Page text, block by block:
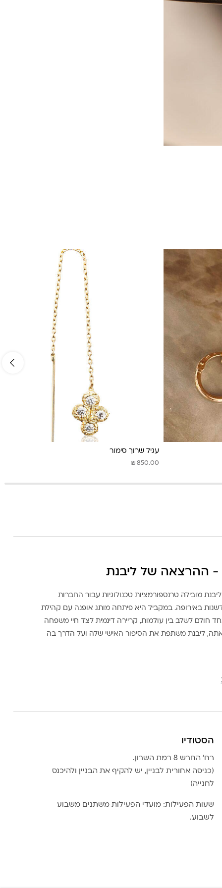
עגיל שרוך סימור
₪ 850.00
- ההרצאה של ליבנת
מובילה טרנספורמציות טכנולוגיות עבור החברות
באירופה. במקביל היא פיתחה מותג אופנה עם קהילת
חולם לשלב בין עולמות, קריירה דינמית לצד חיי משפחה
ליבנת משתפת את הסיפור האישי שלה ועל הדרך בה
הסטודיו
רח׳ החרש 8 רמת השרון.
(כניסה אחורית לבניין, יש להקיף את הבניין ולהיכנס
לחנייה)
שעות הפעילות: מועדי הפעילות משתנים משבוע
לשבוע.